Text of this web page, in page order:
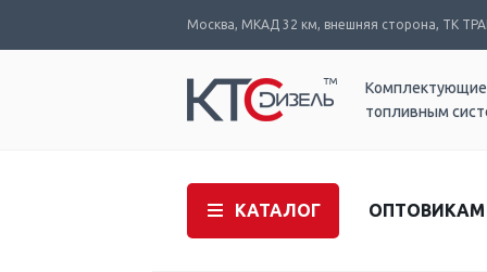
Москва, МКАД 32 км, внешняя сторона, ТК
Комплектующие
топливным
КАТАЛОГ ОПТОВИКАМ